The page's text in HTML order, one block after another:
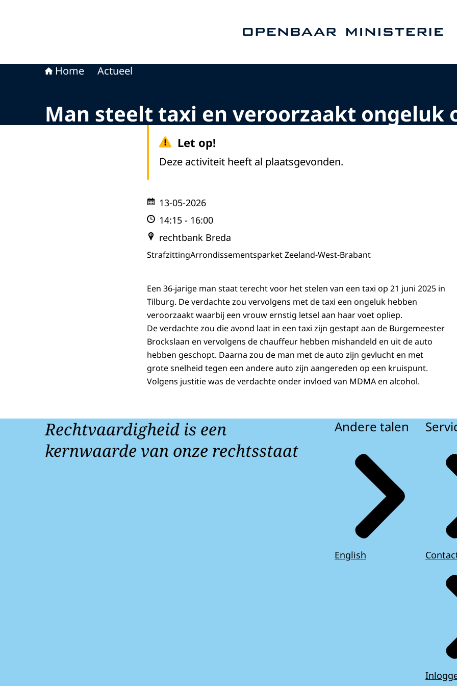
Home Actueel
Man steelt taxi en veroorzaakt ongeluk
Let op!
Deze activiteit heeft al plaatsgevonden.
13-05-2026
14:15 - 16:00
rechtbank Breda
StrafzittingArrondissementsparket Zeeland-West-Brabant
Een 36-jarige man staat terecht voor het stelen van een taxi op 21 juni 2025 in
Tilburg. De verdachte zou vervolgens met de taxi een ongeluk hebben
veroorzaakt waarbij een vrouw ernstig letsel aan haar voet opliep.
De verdachte zou die avond laat in een taxi zijn gestapt aan de Burgemeester
Brockslaan en vervolgens de chauffeur hebben mishandeld en uit de auto
hebben geschopt. Daarna zou de man met de auto zijn gevlucht en met
grote snelheid tegen een andere auto zijn aangereden op een kruispunt.
Volgens justitie was de verdachte onder invloed van MDMA en alcohol.
Rechtvaardigheid is een
kernwaarde van onze rechtsstaat
Andere talen
English